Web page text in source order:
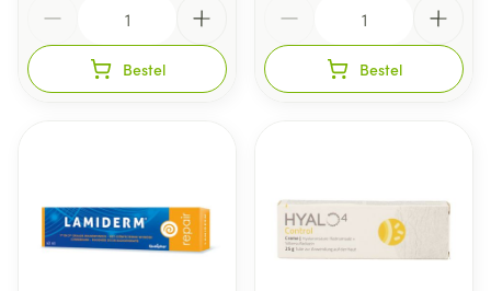
Bestel Bestel